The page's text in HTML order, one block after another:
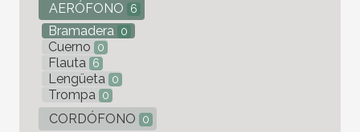
AERÓFONO 6
Bramadera 0
Cuerno 0
Flauta 6
Lengüeta 0
Trompa 0
CORDÓFONO 0